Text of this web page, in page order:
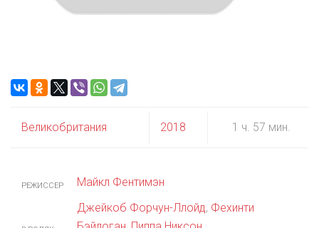
Великобритания 2018 1 ч. 57 мин.
РЕЖИССЕР Майкл Фентимэн
Джейкоб Форчун-Ллойд, Фехинти